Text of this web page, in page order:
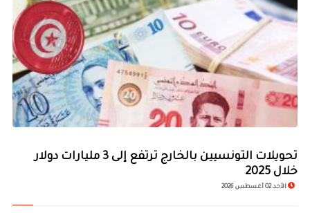
تحويلات التونسيين بالخارج ترتفع إلى 3 مليارات دولار
خلال 2025
الأحد 02 أغسطس 2026